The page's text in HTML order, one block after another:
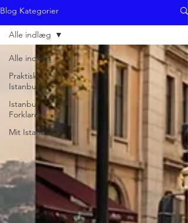
Blog Kategorier
Alle indlæg
Praktisk
Istanbul
Istanbul
Forklaret
Mit Istanbul
Alle indlæg